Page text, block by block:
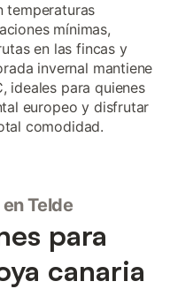
temperaturas
mínimas,
en las fincas y
invernal mantiene
ideales para quienes
europeo y disfrutar
comodidad.
Telde
para
canaria